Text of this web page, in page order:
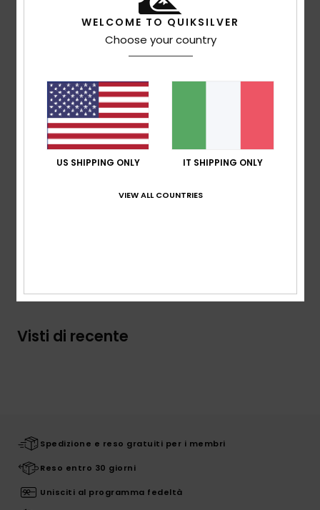
Dettagli & caratteristiche
Cappello militare Grigio Uomo
Caratteristiche
tessuto:tessuto in microfibra di poliestere
Protezione solare
Visti di recente
Spedizione e reso gratuiti per i membri
Reso entro 30 giorni
Unisciti al programma fedeltà
WELCOME TO QUIKSILVER
Choose your country
US SHIPPING ONLY IT SHIPPING ONLY
VIEW ALL COUNTRIES